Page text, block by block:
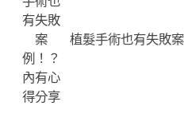
植髮手術也有失敗